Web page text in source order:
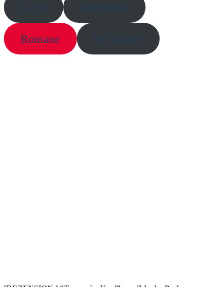
Lyrik Kurz­pro­sa
Roma­ne für Kin­der